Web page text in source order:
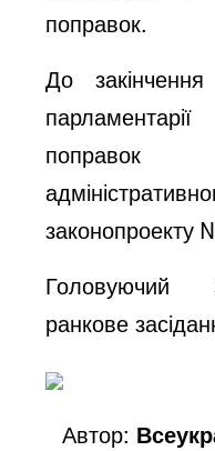
поправок.
До
законопроекту
Головуючий
ранкове
Автор: